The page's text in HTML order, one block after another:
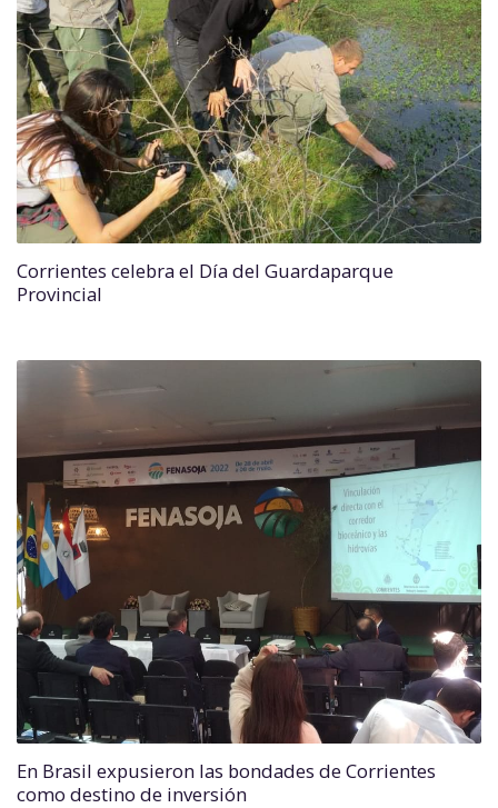
Corrientes celebra el Día del Guardaparque
Provincial
En Brasil expusieron las bondades de Corrientes
como destino de inversión